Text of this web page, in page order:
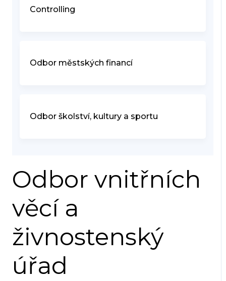
Controlling
Odbor městských financí
Odbor školství, kultury a sportu
Odbor vnitřních
věcí a
živnostenský
úřad